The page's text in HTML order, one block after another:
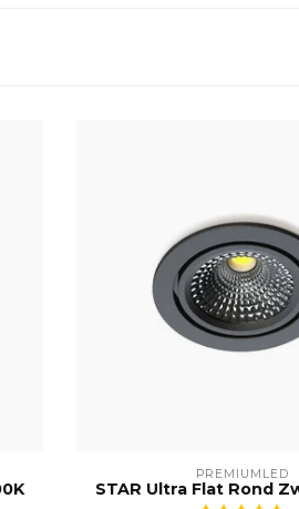
PREMIUMLED
STAR Ultra Flat Rond